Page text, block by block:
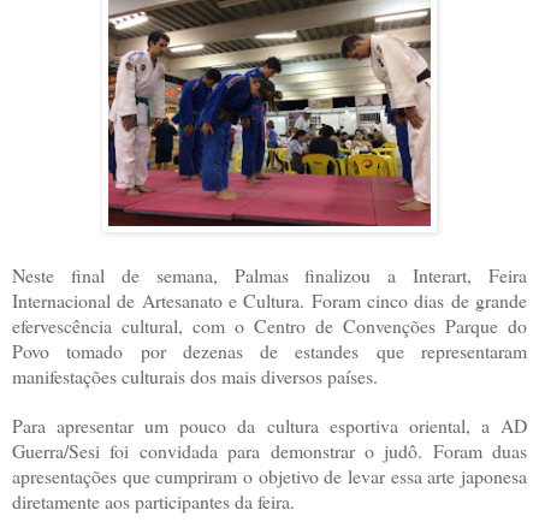
Neste final de semana, Palmas finalizou a Interart, Feira
Internacional de Artesanato e Cultura. Foram cinco dias de grande
efervescência cultural, com o Centro de Convenções Parque do
Povo tomado por dezenas de estandes que representaram
manifestações culturais dos mais diversos países.
Para apresentar um pouco da cultura esportiva oriental, a AD
Guerra/Sesi foi convidada para demonstrar o judô. Foram duas
apresentações que cumpriram o objetivo de levar essa arte japonesa
diretamente aos participantes da feira.